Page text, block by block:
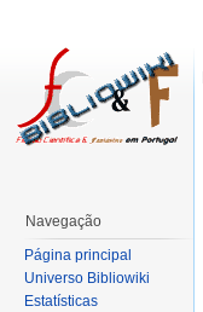
Navegação
Página principal
Universo Bibliowiki
Estatísticas